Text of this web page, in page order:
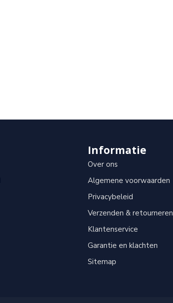
Informatie
Over ons
Algemene voorwaarden
Privacybeleid
Verzenden & retourneren
Klantenservice
Garantie en klachten
Sitemap